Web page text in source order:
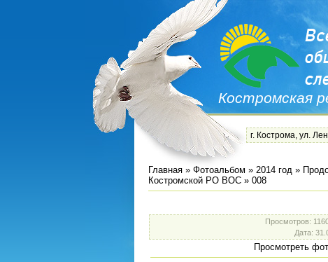
Костромская
г. Кострома, ул.
Главная » Фотоальбом » 2014 год »
Костромской РО ВОС » 008
Просмотров:
Дата:
Просмотреть